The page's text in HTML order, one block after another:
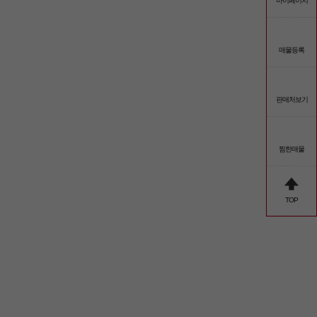
매물등록
판매처보기
찜한매물
TOP